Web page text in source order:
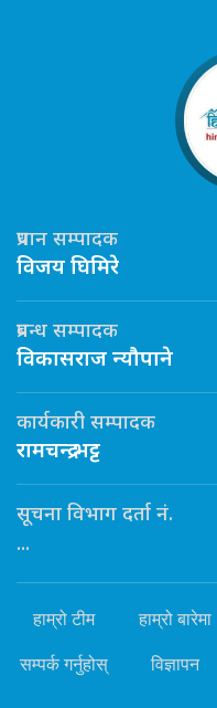
प्रधान सम्पादक
विजय घिमिरे
प्रबन्ध सम्पादक
विकासराज न्यौपाने
कार्यकारी सम्पादक
रामचन्द्र भट्ट
सूचना विभाग दर्ता नं.
...
हाम्रो टीम हाम्रो बारेमा
सम्पर्क गर्नुहोस् विज्ञापन